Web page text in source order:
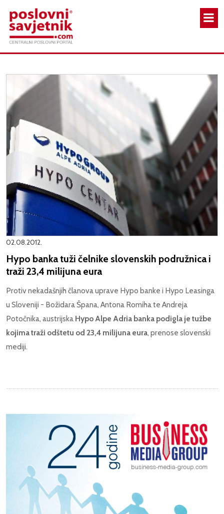
02.08.2012.
Hypo banka tuži čelnike slovenskih podružnica i
traži 23,4 milijuna eura
Protiv nekadašnjih članova uprave Hypo banke i Hypo Leasinga
u Sloveniji - Božidara Špana, Antona Romiha te Andreja
Potočnika, austrijska Hypo Alpe Adria banka podigla je tužbe
kojima traži odštetu od 23,4 milijuna eura, prenose slovenski
mediji.